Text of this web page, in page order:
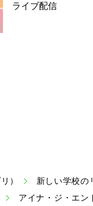
ライブ配信
）
新しい学校の
アイナ・ジ・エン